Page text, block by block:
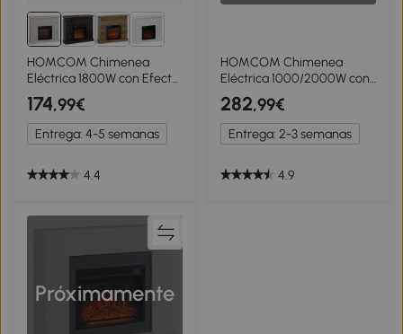
HOMCOM Chimenea
Eléctrica 1800W con Efecto
de Llama Mando a
Distancia Temporizador
Semanal para Sala 30 m²
Madera Clara
174,99€
Entrega: 4-5 semanas
4.4
HOMCOM Chimenea
Eléctrica 1000/2000W con
Efecto de Llama de 5
Niveles de Brillo y 12 Colores
para 30 ㎡ Blanco
282,99€
Entrega: 2-3 semanas
4.9
Próximamente